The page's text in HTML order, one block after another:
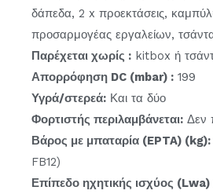
δάπεδα, 2 x προεκτάσεις,
προσαρμογέας εργαλείων,
Παρέχεται χωρίς : kitbox ή
Απορρόφηση DC (mbar) : 199
Υγρά/στερεά: Και τα δύο
Φορτιστής περιλαμβάνεται: Δεν
Βάρος με μπαταρία (EPTA) (kg):
FB12)
Επίπεδο ηχητικής ισχύος